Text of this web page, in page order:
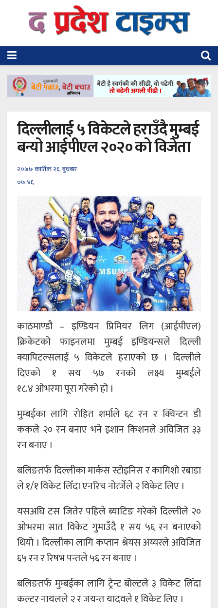
दिल्लीलाई ५ विकेटले हराउँदै मुम्बई
बन्यो आईपीएल २०२० को विजेता
२०७७ कार्तिक २६, बुधबार
०७:४६
काठमाण्डौ – इण्डियन प्रिमियर लिग (आईपीएल)
क्रिकेटको फाइनलमा मुम्बई इण्डियन्सले दिल्ली
क्यापिटल्सलाई ५ विकेटले हराएको छ । दिल्लीले
दिएको १ सय ५७ रनको लक्ष्य मुम्बईले
१८.४ ओभरमा पूरा गरेको हो ।
मुम्बईका लागि रोहित शर्माले ६८ रन र क्विन्टन डी
ककले २० रन बनाए भने इशान किशनले अविजित ३३
रन बनाए ।
बलिङतर्फ दिल्लीका मार्कस स्टोइनिस र कागिशो रबाडा
ले १/१ विकेट लिँदा एनरिच नोर्त्जेले २ विकेट लिए ।
यसअघि टस जितेर पहिले ब्याटिङ गरेको दिल्लीले २०
ओभरमा सात विकेट गुमाउँदै १ सय ५६ रन बनाएको
थियो । दिल्लीका लागि कप्तान श्रेयस अय्यरले अविजित
६५ रन र रिषभ पन्तले ५६ रन बनाए ।
बलिङतर्फ मुम्बईका लागि ट्रेन्ट बोल्टले ३ विकेट लिँदा
कल्टर नायलले २ र जयन्त यादवले १ विकेट लिए ।